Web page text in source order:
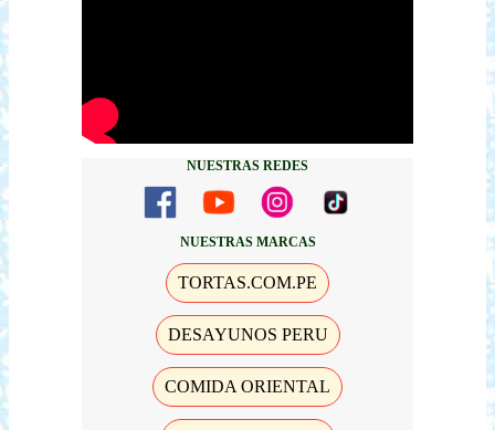
NUESTRAS REDES
NUESTRAS MARCAS
TORTAS.COM.PE
DESAYUNOS PERU
COMIDA ORIENTAL